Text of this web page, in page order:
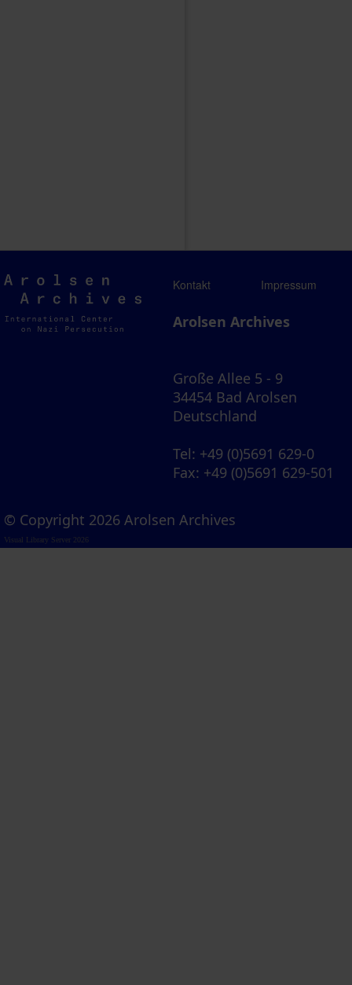
Arolsen
Archives
Kontakt Impressum
Arolsen Archives
Große Allee 5 - 9
34454 Bad Arolsen
Deutschland
Tel: +49 (0)5691 629-0
Fax: +49 (0)5691 629-501
© Copyright 2026 Arolsen Archives
Visual Library Server 2026